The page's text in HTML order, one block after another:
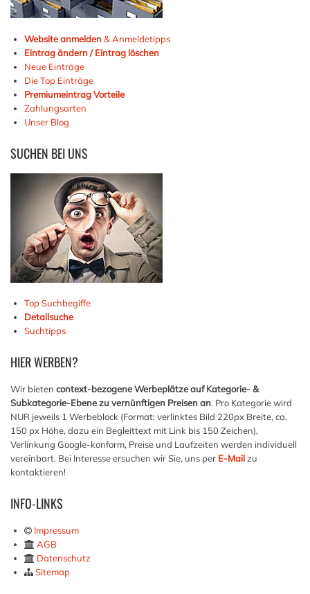
Website anmelden& Anmeldetipps
Eintrag ändern / Eintrag löschen
Neue Einträge
Die Top Einträge
Premiumeintrag Vorteile
Zahlungsarten
Unser Blog
SUCHEN BEI UNS
Top Suchbegiffe
Detailsuche
Suchtipps
HIERWERBEN?
Wir bieten context-bezogene Werbeplätze auf Kategorie- &
Subkategorie-Ebene zu vernünftigen Preisen an. Pro Kategorie wird
NUR jeweils 1 Werbeblock (Format: verlinktes Bild 220px Breite, ca.
150 px Höhe, dazu ein Begleittext mit Link bis 150 Zeichen),
Verlinkung Google-konform, Preise und Laufzeiten werden individuell
vereinbart. Bei Interesse ersuchen wir Sie, uns per E-Mailzu
kontaktieren!
INFO-LINKS
Impressum
AGB
Datenschutz
Sitemap